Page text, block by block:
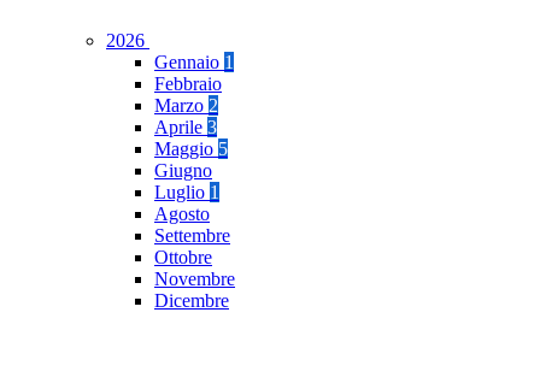
2026
Gennaio 1
Febbraio
Marzo 2
Aprile 3
Maggio 5
Giugno
Luglio 1
Agosto
Settembre
Ottobre
Novembre
Dicembre